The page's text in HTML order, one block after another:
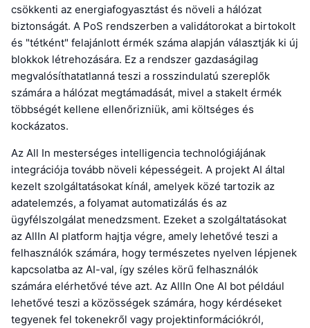
csökkenti az energiafogyasztást és növeli a hálózat
biztonságát. A PoS rendszerben a validátorokat a birtokolt
és "tétként" felajánlott érmék száma alapján választják ki új
blokkok létrehozására. Ez a rendszer gazdaságilag
megvalósíthatatlanná teszi a rosszindulatú szereplők
számára a hálózat megtámadását, mivel a stakelt érmék
többségét kellene ellenőrizniük, ami költséges és
kockázatos.
Az All In mesterséges intelligencia technológiájának
integrációja tovább növeli képességeit. A projekt AI által
kezelt szolgáltatásokat kínál, amelyek közé tartozik az
adatelemzés, a folyamat automatizálás és az
ügyfélszolgálat menedzsment. Ezeket a szolgáltatásokat
az AllIn AI platform hajtja végre, amely lehetővé teszi a
felhasználók számára, hogy természetes nyelven lépjenek
kapcsolatba az AI-val, így széles körű felhasználók
számára elérhetővé téve azt. Az AllIn One AI bot például
lehetővé teszi a közösségek számára, hogy kérdéseket
tegyenek fel tokenekről vagy projektinformációkról,